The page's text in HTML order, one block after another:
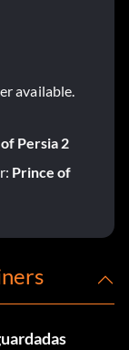
available.
Persia 2
Prince of